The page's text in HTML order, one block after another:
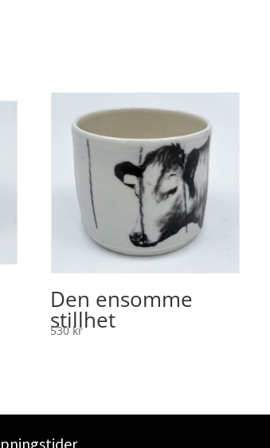
Den ensomme
stillhet
530kr